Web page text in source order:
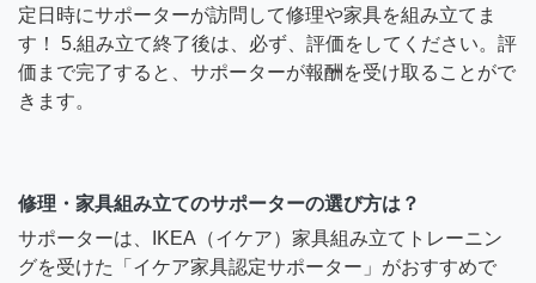
定日時にサポーターが訪問して修理や家具を組み立てま
す！ 5.組み立て終了後は、必ず、評価をしてください。評
価まで完了すると、サポーターが報酬を受け取ることがで
きます。
修理・家具組み立てのサポーターの選び方は？
サポーターは、IKEA（イケア）家具組み立てトレーニン
グを受けた「イケア家具認定サポーター」がおすすめで